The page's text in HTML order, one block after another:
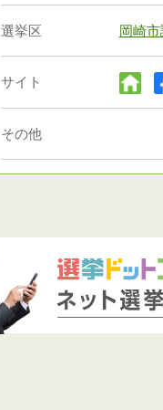
選挙区 岡崎
サイト
その他